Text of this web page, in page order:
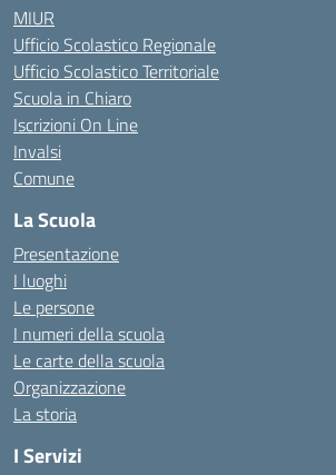
MIUR
Ufficio Scolastico Regionale
Ufficio Scolastico Territoriale
Scuola in Chiaro
Iscrizioni On Line
Invalsi
Comune
La Scuola
Presentazione
I luoghi
Le persone
I numeri della scuola
Le carte della scuola
Organizzazione
La storia
I Servizi